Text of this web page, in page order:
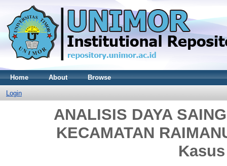
Home About Browse
Login
ANALISIS DAYA
KECAMATAN